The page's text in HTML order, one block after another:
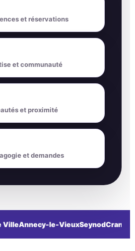
et réservations
et communauté
et proximité
et demandes
VilleAnnecy-le-VieuxSeynodCran-